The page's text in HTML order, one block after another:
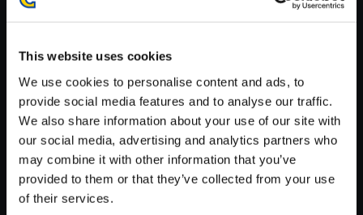
This website uses cookies
We use cookies to personalise content and ads, to
provide social media features and to analyse our traffic.
We also share information about your use of our site with
our social media, advertising and analytics partners who
may combine it with other information that you’ve
provided to them or that they’ve collected from your use
of their services.
※ご購入いただいたファイルのダウンロードの際には、通信環境
が安定しているWifi環境でお試しください。
【単曲】囚われのパルマ Refrai
n オリジナル・サウンドトラッ
ク チアキ ～ Bridge